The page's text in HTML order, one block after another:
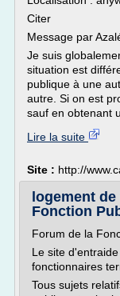
Citer
Message par
Je suis
situation est
publique à une
autre. Si on est
sauf en obtenant
Lire la suite
Site : http://
logement
Fonction
Forum de la
Le site
fonctionnaires
Tous sujets